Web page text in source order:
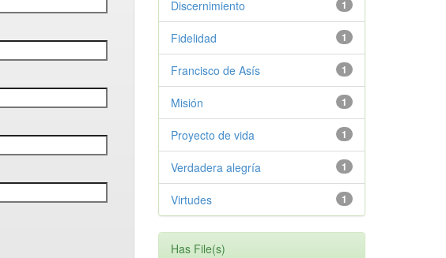
1
Discernimiento
1
Fidelidad
1
Francisco de Asís
1
Misión
1
Proyecto de vida
1
Verdadera alegría
1
Virtudes
Has File(s)